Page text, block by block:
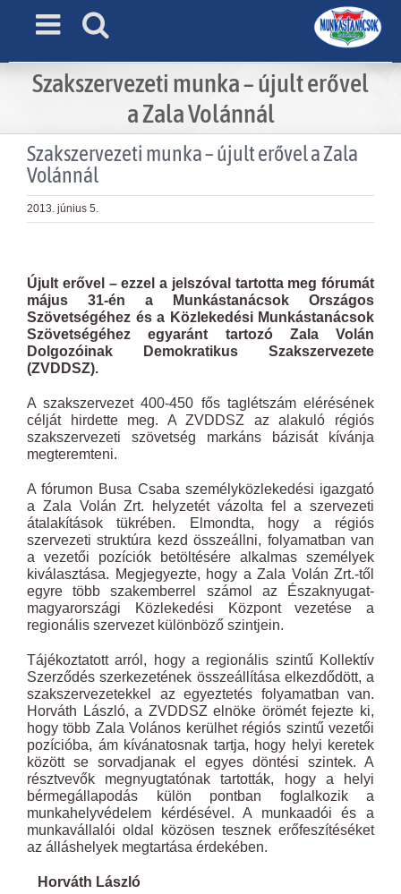
Szakszervezeti munka – újult erővel
a Zala Volánnál
Szakszervezeti munka – újult erővel a Zala
Volánnál
2013. június 5.
Larger
Image
Újult erővel – ezzel a jelszóval tartotta meg fórumát
május 31-én a Munkástanácsok Országos
Szövetségéhez és a Közlekedési Munkástanácsok
Szövetségéhez egyaránt tartozó Zala Volán
Dolgozóinak Demokratikus Szakszervezete
(ZVDDSZ).
A szakszervezet 400-450 fős taglétszám elérésének
célját hirdette meg. A ZVDDSZ az alakuló régiós
szakszervezeti szövetség markáns bázisát kívánja
megteremteni.
A fórumon Busa Csaba személyközlekedési igazgató
a Zala Volán Zrt. helyzetét vázolta fel a szervezeti
átalakítások tükrében. Elmondta, hogy a régiós
szervezeti struktúra kezd összeállni, folyamatban van
a vezetői pozíciók betöltésére alkalmas személyek
kiválasztása. Megjegyezte, hogy a Zala Volán Zrt.-től
egyre több szakemberrel számol az Északnyugat-
magyarországi Közlekedési Központ vezetése a
regionális szervezet különböző szintjein.
Tájékoztatott arról, hogy a regionális szintű Kollektív
Szerződés szerkezetének összeállítása elkezdődött, a
szakszervezetekkel az egyeztetés folyamatban van.
Horváth László, a ZVDDSZ elnöke örömét fejezte ki,
hogy több Zala Volános kerülhet régiós szintű vezetői
pozícióba, ám kívánatosnak tartja, hogy helyi keretek
között se sorvadjanak el egyes döntési szintek. A
résztvevők megnyugtatónak tartották, hogy a helyi
bérmegállapodás külön pontban foglalkozik a
munkahelyvédelem kérdésével. A munkaadói és a
munkavállalói oldal közösen tesznek erőfeszítéséket
az álláshelyek megtartása érdekében.
Horváth László